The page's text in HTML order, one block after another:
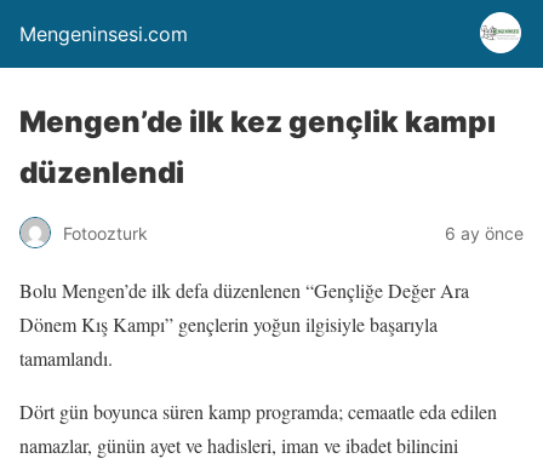
Mengeninsesi.com
Mengen’de ilk kez gençlik kampı
düzenlendi
Fotoozturk 6 ay önce
Bolu Mengen’de ilk defa düzenlenen “Gençliğe Değer Ara
Dönem Kış Kampı” gençlerin yoğun ilgisiyle başarıyla
tamamlandı.
Dört gün boyunca süren kamp programda; cemaatle eda edilen
namazlar, günün ayet ve hadisleri, iman ve ibadet bilincini